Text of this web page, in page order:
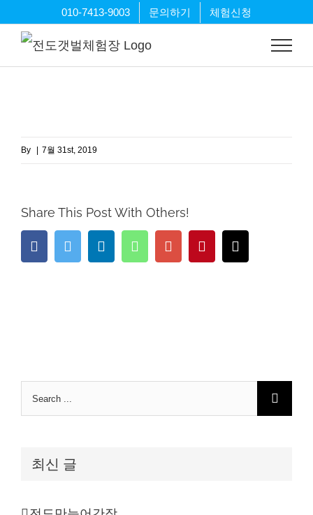
content
010-7413-9003 문의하기 체험신청
By 7월 31st, 2019
Share This Post With Others!
Facebook
Twitter LinkedInWhatsapp
Google+Pinterest
Search
최신 글